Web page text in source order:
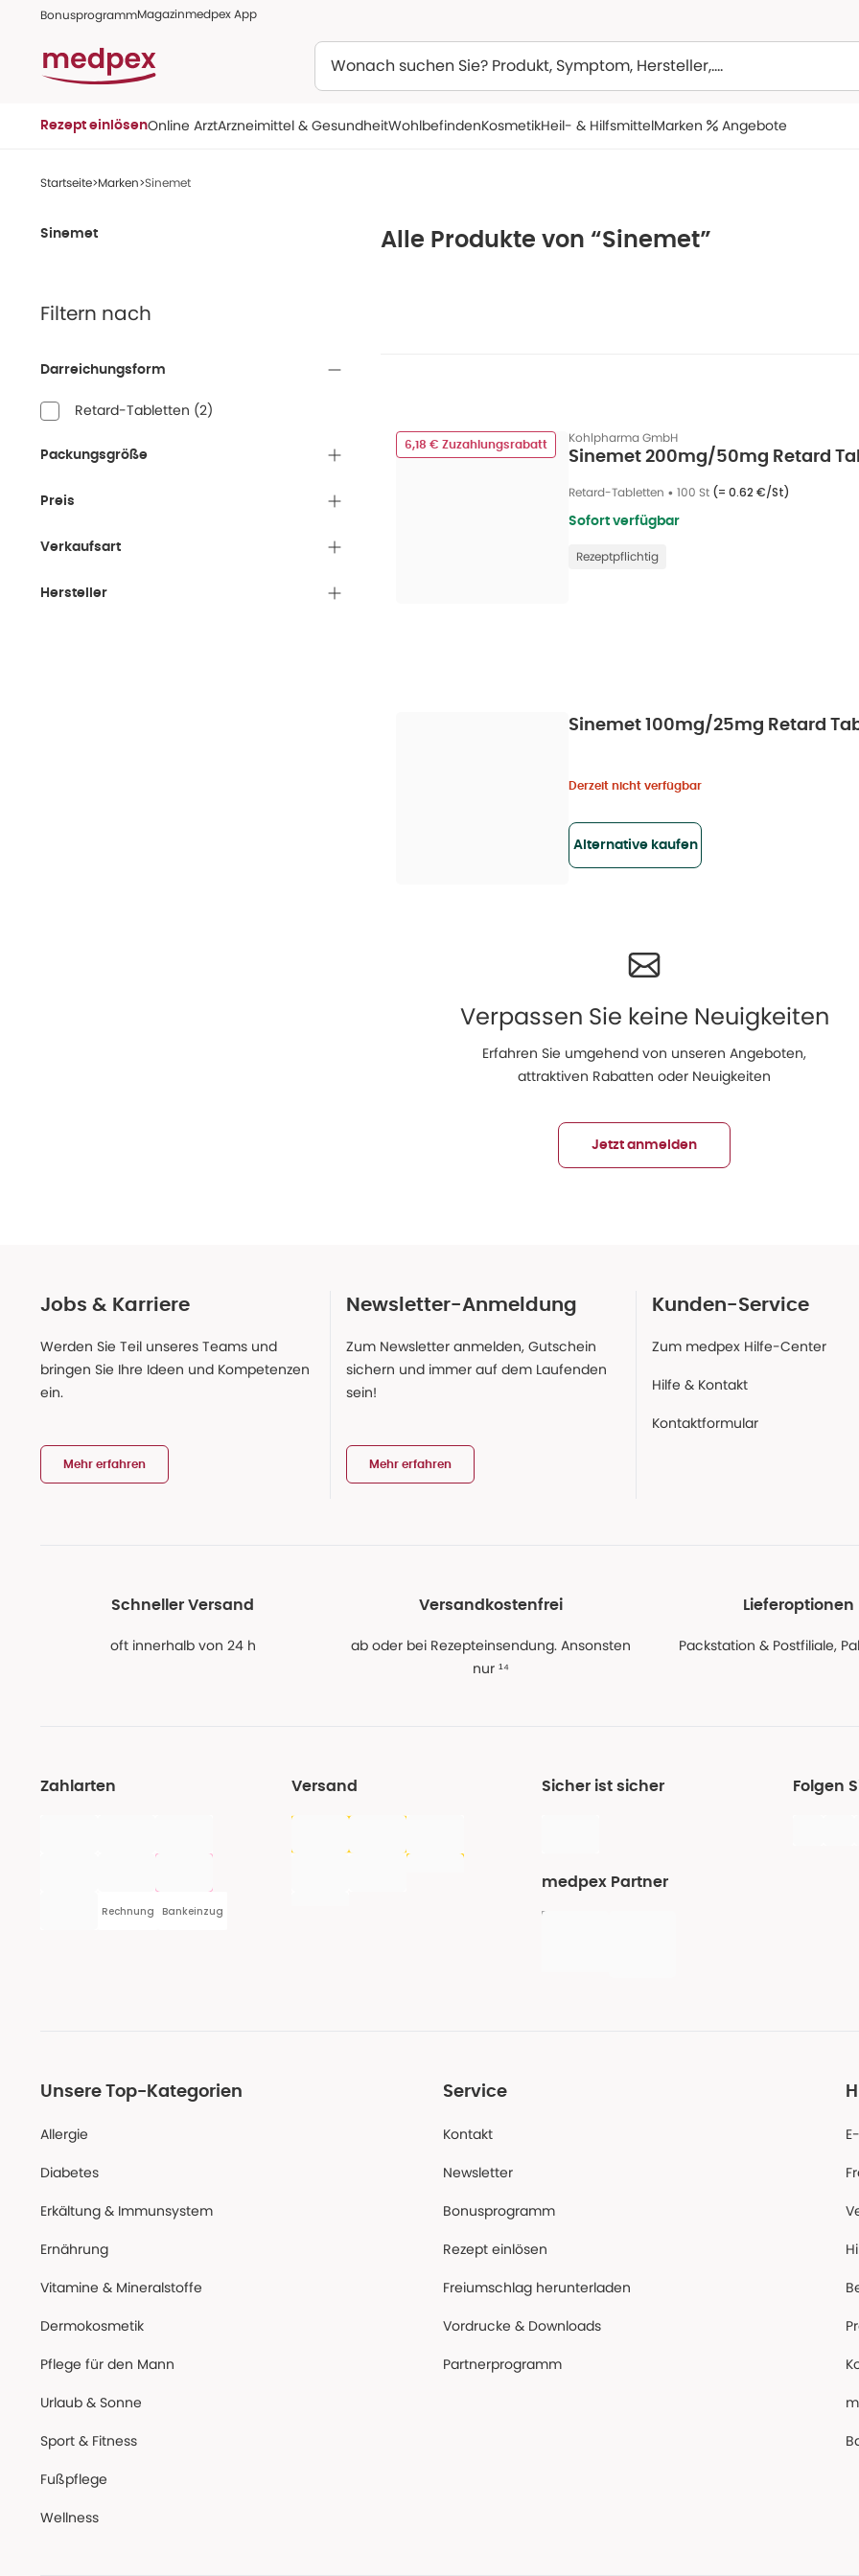
BonusprogrammMagazinmedpex App
Rezept einlösenOnline ArztArzneimittel & GesundheitWohlbefindenKosmetikHeil- & HilfsmittelMarken Angebote
Startseite Marken Sinemet
Alle Produkte von “Sinemet”
Sinemet
Filtern nach
Darreichungsform
Retard-Tabletten (2)
Packungsgröße
Preis
Verkaufsart
Hersteller
6,18 € Zuzahlungsrabatt Kohlpharma GmbH
Sinemet 200mg/50mg Retard
Retard-Tabletten • 100 St (= 0.62 €/St)
Sofort verfügbar
Rezeptpflichtig
Sinemet 100mg/25mg Retard
Derzeit nicht verfügbar
Alternative kaufen
Verpassen Sie keine Neuigkeiten
Erfahren Sie umgehend von unseren Angeboten,
attraktiven Rabatten oder Neuigkeiten
Jetzt anmelden
Jobs & Karriere
Werden Sie Teil unseres Teams und
bringen Sie Ihre Ideen und Kompetenzen
ein.
Mehr erfahren
Newsletter-Anmeldung
Zum Newsletter anmelden, Gutschein
sichern und immer auf dem Laufenden
sein!
Mehr erfahren
Kunden-Service
Zum medpex Hilfe-Center
Hilfe & Kontakt
Kontaktformular
Schneller Versand
oft innerhalb von 24 h
Versandkostenfrei
ab oder bei Rezepteinsendung. Ansonsten
nur ¹⁴
Lieferoptionen
Packstation & Postfiliale,
Zahlarten
Rechnung Bankeinzug
Versand Sicher ist sicher
medpex Partner
Folgen
Unsere Top-Kategorien
Allergie
Diabetes
Erkältung & Immunsystem
Ernährung
Vitamine & Mineralstoffe
Dermokosmetik
Pflege für den Mann
Urlaub & Sonne
Sport & Fitness
Fußpflege
Wellness
Service
Kontakt
Newsletter
Bonusprogramm
Rezept einlösen
Freiumschlag herunterladen
Vordrucke & Downloads
Partnerprogramm